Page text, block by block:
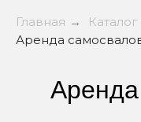
Главная → Каталог
Аренда